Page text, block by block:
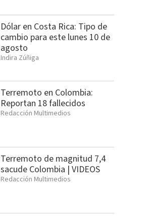
Dólar en Costa Rica: Tipo de
cambio para este lunes 10 de
agosto
Indira Zúñiga
Terremoto en Colombia:
Reportan 18 fallecidos
Redacción Multimedios
Terremoto de magnitud 7,4
sacude Colombia | VIDEOS
Redacción Multimedios